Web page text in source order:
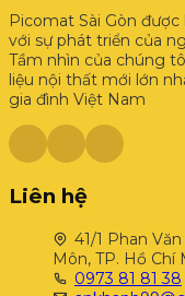
Picomat Sài Gòn
với sự phát triển của
Tầm nhìn của chúng
liệu nội thất mới lớn
gia đình Việt Nam
Liên hệ
41/1 Phan
Môn, TP. Hồ Chí
0973 81 81 38